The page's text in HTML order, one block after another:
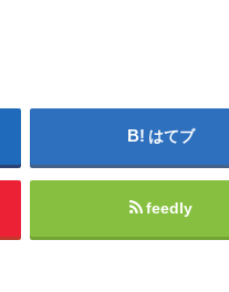
はてブ
feedly